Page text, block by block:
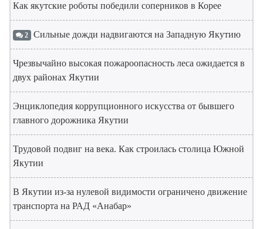
Как якутские роботы победили соперников в Корее
2 Сильные дожди надвигаются на Западную Якутию
Чрезвычайно высокая пожароопасность леса ожидается в
двух районах Якутии
Энциклопедия коррупционного искусства от бывшего
главного дорожника Якутии
Трудовой подвиг на века. Как строилась столица Южной
Якутии
В Якутии из-за нулевой видимости ограничено движение
транспорта на РАД «Анабар»